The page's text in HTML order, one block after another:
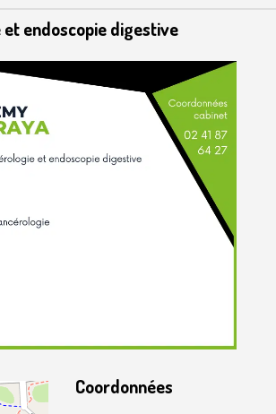
Chirurgie digestive et viscérale
endoscopie digestive
Coordonnées